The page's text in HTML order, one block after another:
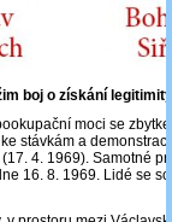
boj o získání legitimity
moci se
stávkám a
4. 1969). Samotné
16. 8. 1969. Lidé se